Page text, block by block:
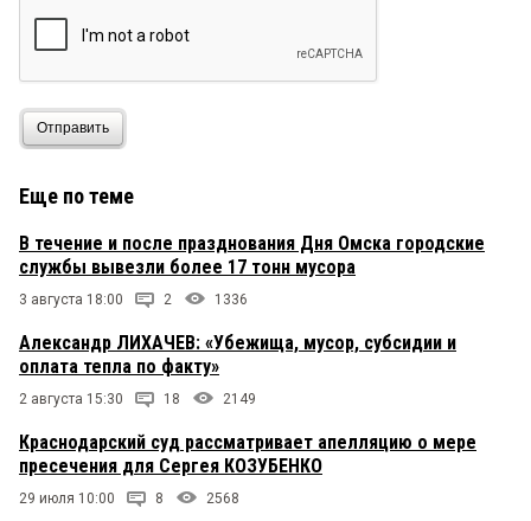
Отправить
Еще по теме
В течение и после празднования Дня Омска городские
службы вывезли более 17 тонн мусора
3 августа 18:00 2 1336
Александр ЛИХАЧЕВ: «Убежища, мусор, субсидии и
оплата тепла по факту»
2 августа 15:30 18 2149
Краснодарский суд рассматривает апелляцию о мере
пресечения для Сергея КОЗУБЕНКО
29 июля 10:00 8 2568